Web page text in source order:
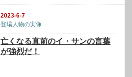
2023-6-7
登場人物の実像
亡くなる直前のイ・サンの言葉
が強烈だ！